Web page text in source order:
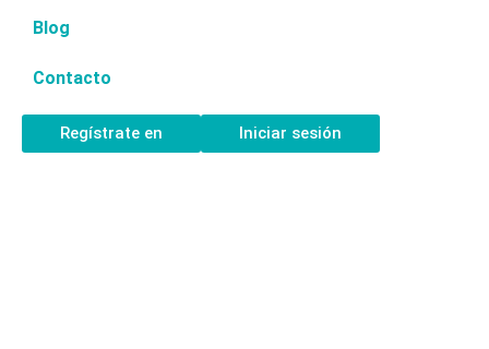
Blog
Contacto
Regístrate en Iniciar sesión